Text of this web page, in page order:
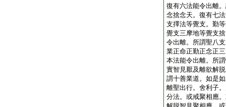
復有六法能令出離
念捨念天。復有七
支擇法等覺支。勤
覺支三摩地等覺支
令出離。所謂聖八
業正命正勤正念正
本法能令出離。所
實智見厭及離欲解
謂十善業道。如是
離聖出行。舍利子
分法。或戒聚相應